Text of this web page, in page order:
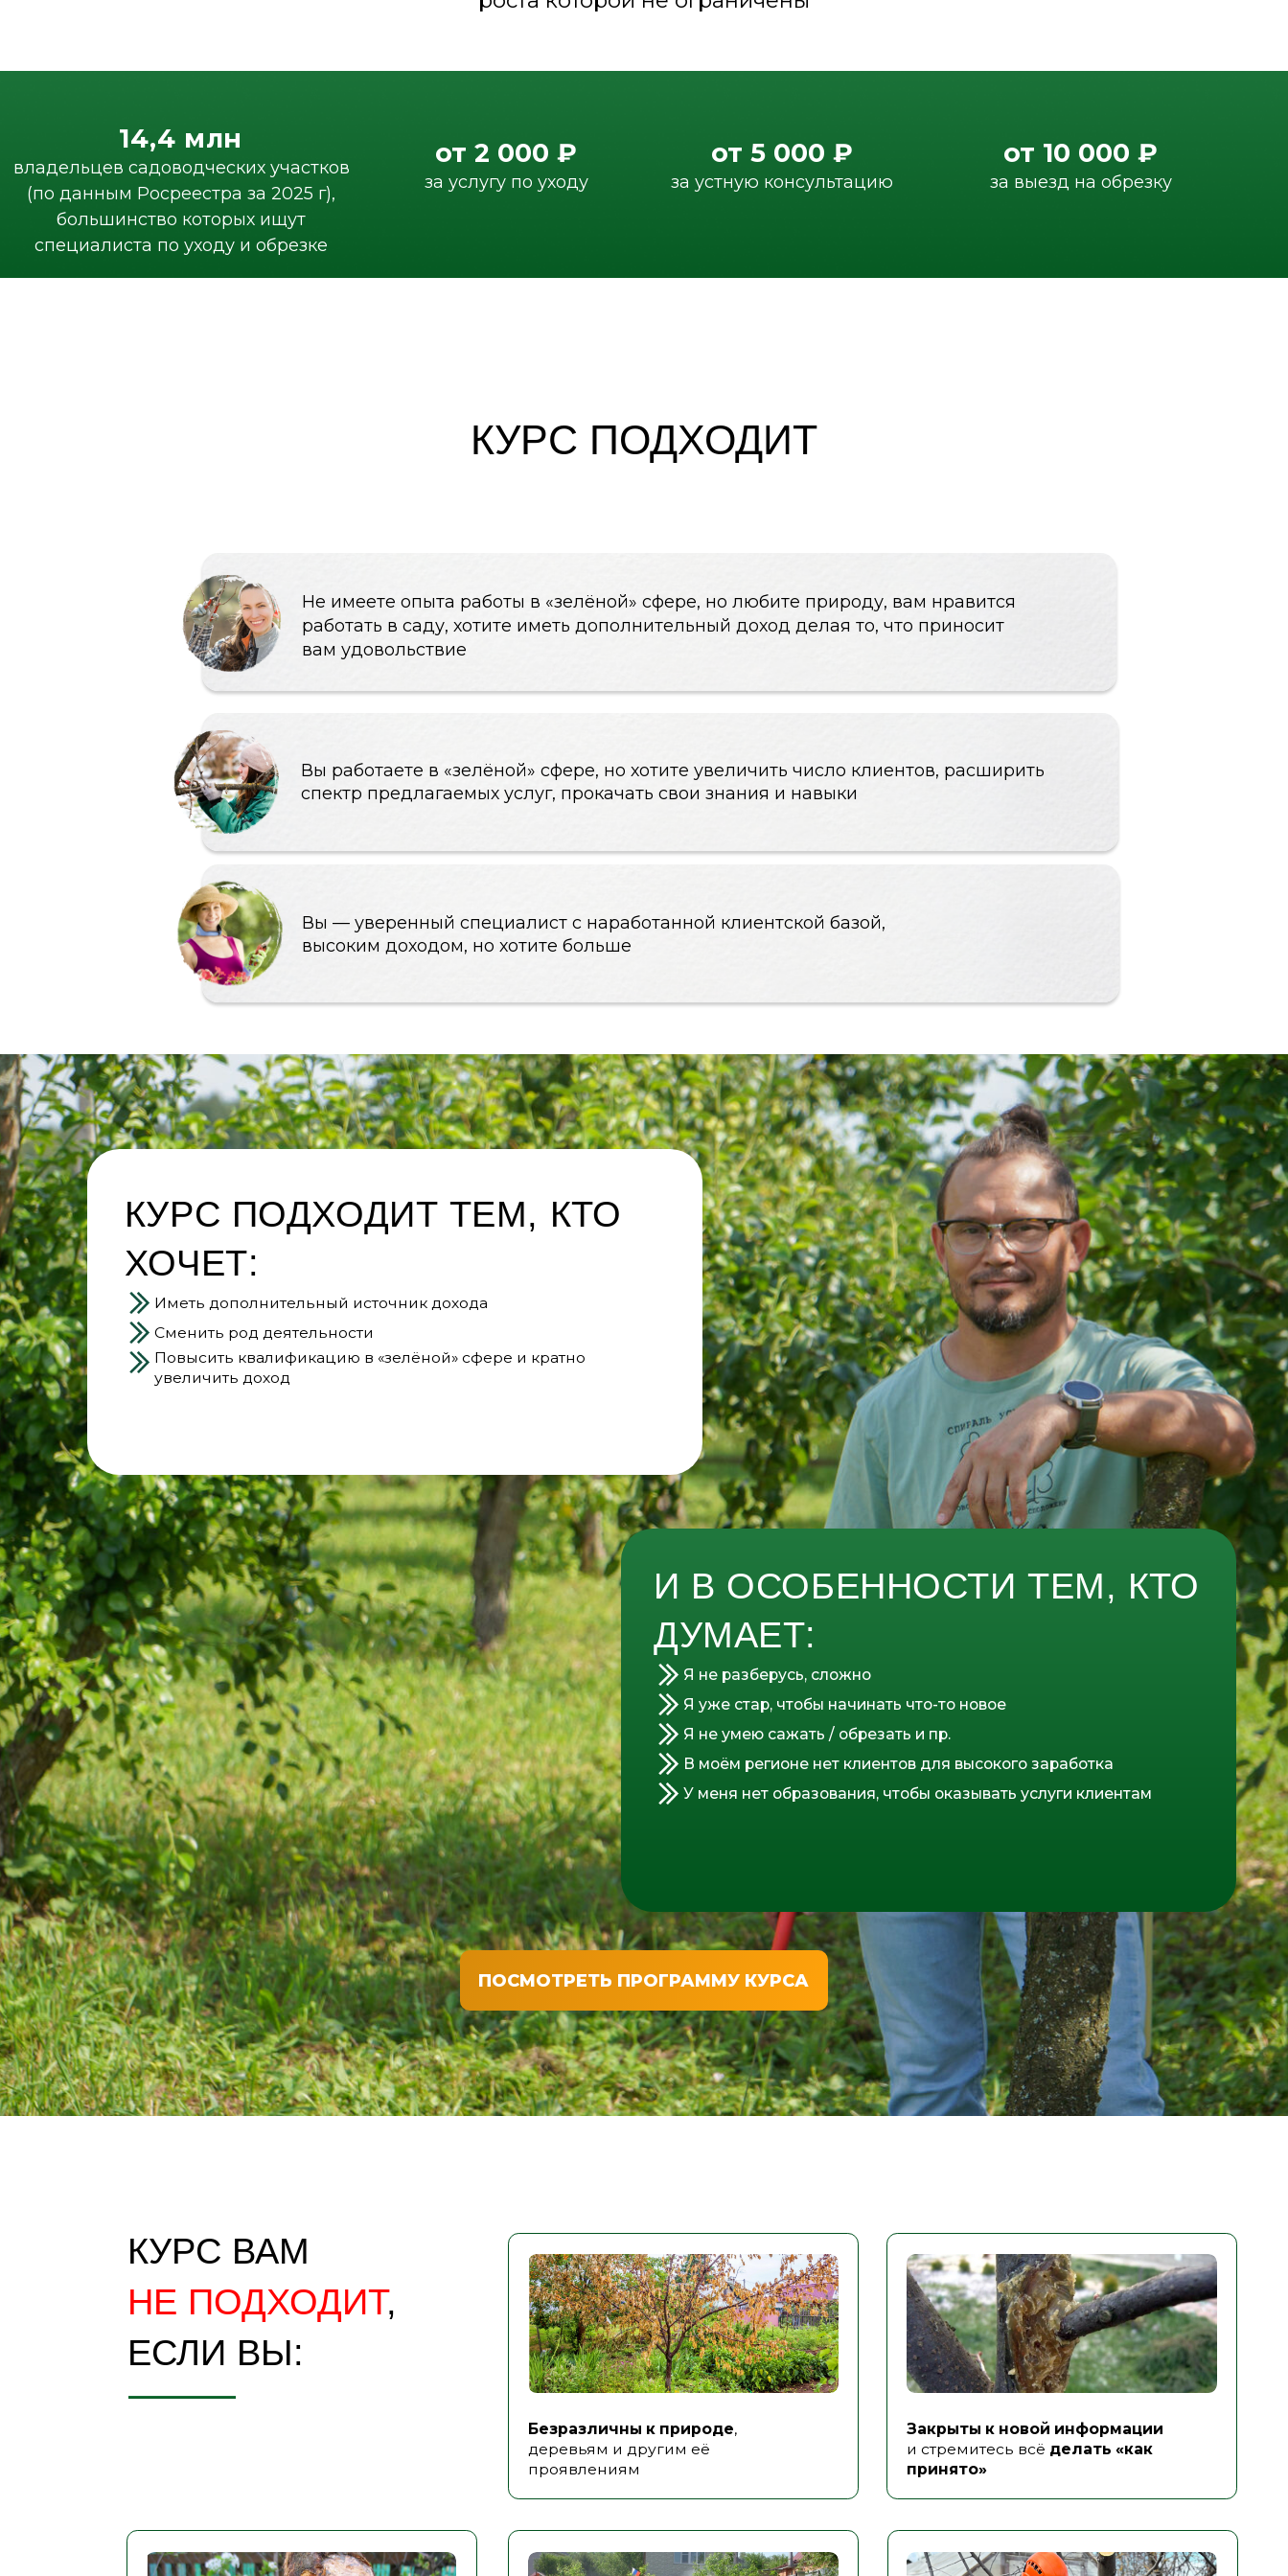
высоким доходом, но хотите больше
Не имеете опыта работы в «зелёной» сфере, но любите природу, вам нравится
работать в саду, хотите иметь дополнительный доход делая то, что приносит
Вы работаете в «зелёной» сфере, но хотите увеличить число клиентов, расширить
спектр предлагаемых услуг, прокачать свои знания и навыки
специалиста по уходу и обрезке
за устную консультацию за выезд на обрезку
за услугу по уходу
КУРС ПОДХОДИТ ТЕМ, КТО
Иметь дополнительный источник дохода
Сменить род деятельности
Повысить квалификацию в «зелёной» сфере и кратно
увеличить доход
ПОСМОТРЕТЬ ПРОГРАММУ КУРСА
И В ОСОБЕННОСТИ ТЕМ, КТО
ДУМАЕТ:
Я не разберусь, сложно
Я уже стар, чтобы начинать что-то новое
Я не умею сажать / обрезать и пр.
В моём регионе нет клиентов для высокого заработка
У меня нет образования, чтобы оказывать услуги клиентам
КУРС ВАМ
НЕ ПОДХОДИТ,
ЕСЛИ ВЫ:
Безразличны к природе,
деревьям и другим её
проявлениям
Закрыты к новой информации
и стремитесь всёделать «как
принято»
Не заботитесь о своём будущем
и экологии
Не хотите разбираться в теме
садоводства
и понимать, как
Занимаете пассивную жизненную
позицию
и не планируете
развиваться профессионально